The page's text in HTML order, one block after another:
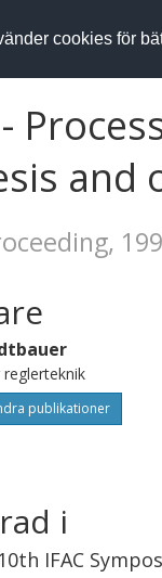
cookies för
-
and
publikationer
i
IFAC